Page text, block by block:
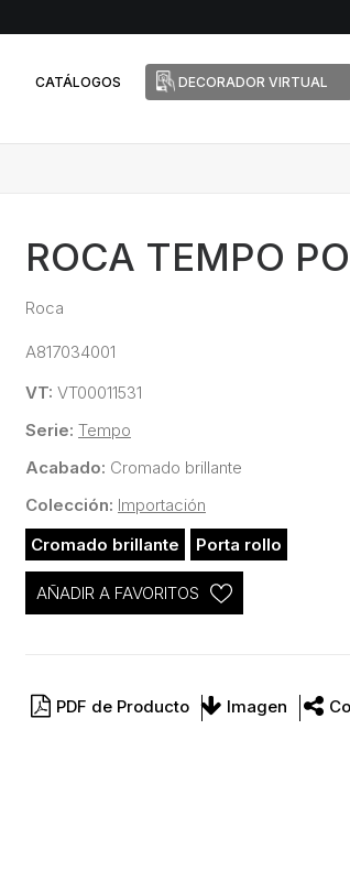
CATÁLOGOS DECORADOR VIRTUAL
ROCA TEMPO
Roca
A817034001
VT: VT00011531
Serie: Tempo
Acabado: Cromado brillante
Colección: Importación
Cromado brillante
Porta rollo
AÑADIR A FAVORITOS
PDF de Producto Imagen